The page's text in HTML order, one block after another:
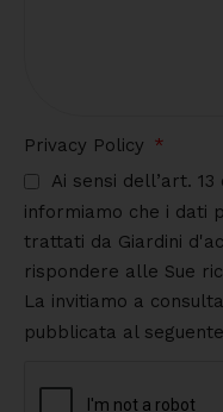
Privacy Policy
Ai sensi dell’art.
informiamo che i dati
trattati da Giardini
rispondere alle Sue
La invitiamo a
pubblicata al